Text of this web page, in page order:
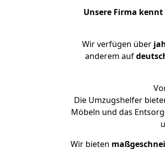
Unsere Firma
Wir verfügen über
anderem auf
Die Umzugshelfer
Möbeln und das
Wir bieten